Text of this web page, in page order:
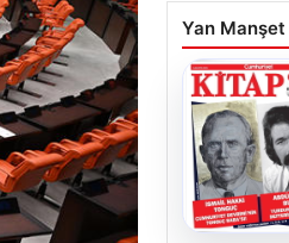
Yan Manşet